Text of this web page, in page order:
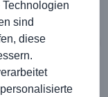
Die Erste
in die
zum Anschluss
zwar am
Ball über die
auf und die TSG
sind
diese